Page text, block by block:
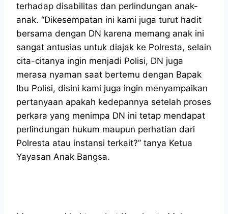
terhadap disabilitas dan perlindungan anak-
anak. “Dikesempatan ini kami juga turut hadit
bersama dengan DN karena memang anak ini
sangat antusias untuk diajak ke Polresta, selain
cita-citanya ingin menjadi Polisi, DN juga
merasa nyaman saat bertemu dengan Bapak
Ibu Polisi, disini kami juga ingin menyampaikan
pertanyaan apakah kedepannya setelah proses
perkara yang menimpa DN ini tetap mendapat
perlindungan hukum maupun perhatian dari
Polresta atau instansi terkait?” tanya Ketua
Yayasan Anak Bangsa.